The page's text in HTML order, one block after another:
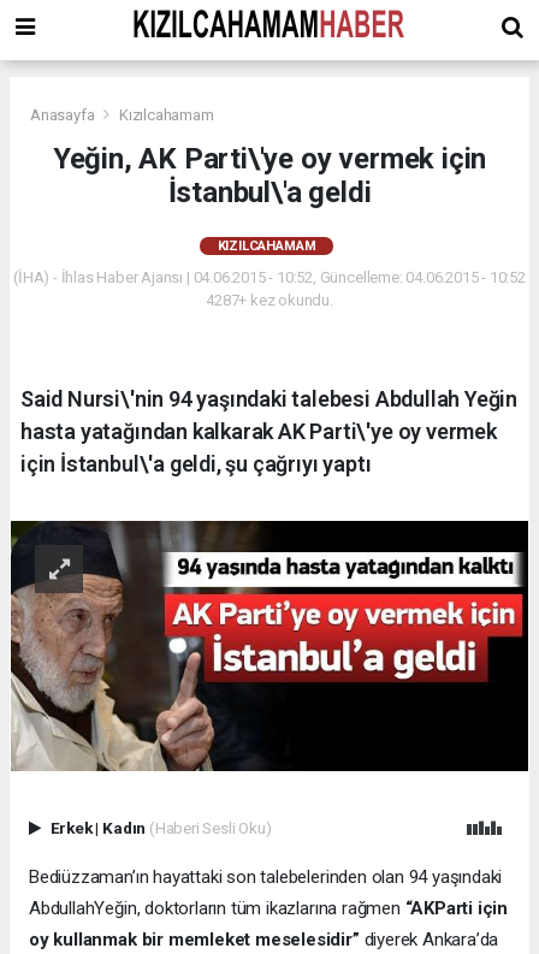
Anasayfa Kızılcahamam
Yeğin, AK Parti\'ye oy vermek için
İstanbul\'a geldi
KIZILCAHAMAM
(İHA) - İhlas Haber Ajansı | 04.06.2015 - 10:52, Güncelleme: 04.06.2015 - 10:52
4287+ kez okundu.
Said Nursi\'nin 94 yaşındaki talebesi Abdullah Yeğin
hasta yatağından kalkarak AK Parti\'ye oy vermek
için İstanbul\'a geldi, şu çağrıyı yaptı
Erkek| Kadın (Haberi Sesli Oku)
Bediüzzaman’ın hayattaki son talebelerinden olan 94 yaşındaki
AbdullahYeğin, doktorların tüm ikazlarına rağmen “AKParti için
oy kullanmak bir memleket meselesidir” diyerek Ankara’da